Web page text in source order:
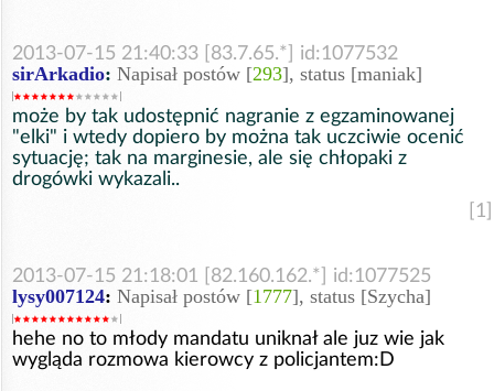
2013-07-15 21:40:33 [83.7.65.*] id:1077532
sirArkadio: Napisał postów [293], status [maniak]
może by tak udostępnić nagranie z egzaminowanej
"elki" i wtedy dopiero by można tak uczciwie ocenić
sytuację; tak na marginesie, ale się chłopaki z
drogówki wykazali..
[1]
2013-07-15 21:18:01 [82.160.162.*] id:1077525
lysy007124: Napisał postów [1777], status [Szycha]
hehe no to młody mandatu uniknał ale juz wie jak
wygląda rozmowa kierowcy z policjantem:D